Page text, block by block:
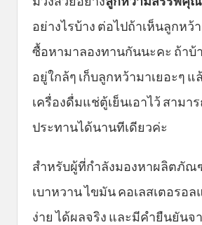
อย่างไรบ้าง ต่อไปถ้าเห็นลูกหว้
ซื้อหามาลองทานกันนะคะ ถ้าบ้
อยู่ใกล้ๆ เก็บลูกหว้ามาเยอะๆ
เครื่องดื่มแช่ตู้เย็นเอาไว้ สามา
ประทานได้นานทีเดียวค่ะ
สำหรับผู้ที่กำลังมองหาผลิตภัณ
เบาหวาน ไขมัน คอเลสเตอรอ
ง่าย ได้ผลจริง และมีคำยืนยันจ